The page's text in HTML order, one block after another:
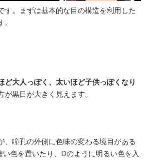
す。まずは基本的な目の構造を利用した
ど大人っぽく、太いほど子供っぽくなり
が黒目が大きく見えます。
、瞳孔の外側に色味の変わる境目がある
色を置いたり、Dのように明るい色を入